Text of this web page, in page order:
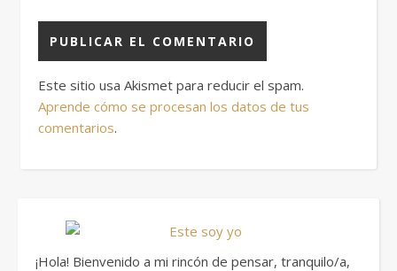
Este sitio usa Akismet para reducir el spam.
Aprende cómo se procesan los datos de tus
comentarios.
¡Hola! Bienvenido a mi rincón de pensar, tranquilo/a,